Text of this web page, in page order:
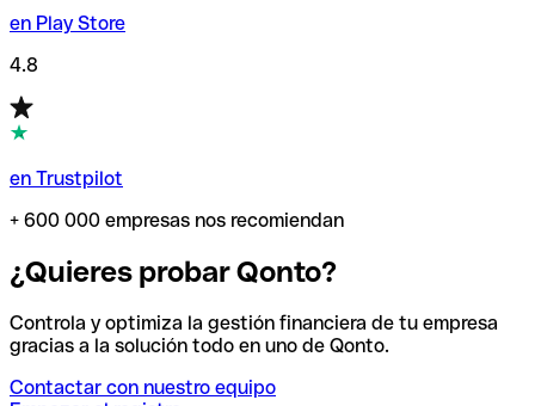
en Play Store
4.8
en Trustpilot
+ 600 000 empresas nos recomiendan
¿Quieres probar Qonto?
Controla y optimiza la gestión financiera de tu empresa
gracias a la solución todo en uno de Qonto.
Contactar con nuestro equipo